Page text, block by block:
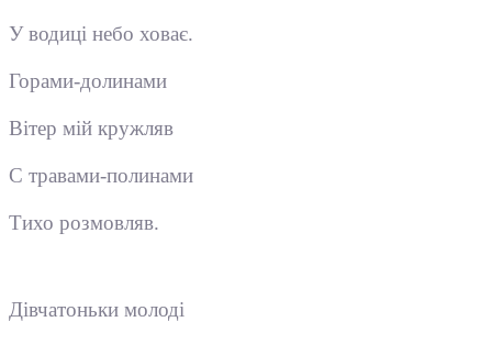
У водиці небо ховає.
Горами-долинами
Вітер мій кружляв
С травами-полинами
Тихо розмовляв.
Дівчатоньки молоді